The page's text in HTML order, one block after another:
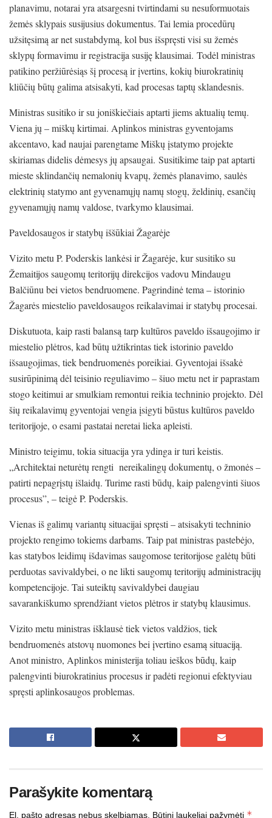
planavimu, notarai yra atsargesni tvirtindami su nesuformuotais
žemės sklypais susijusius dokumentus. Tai lemia procedūrų
užsitęsimą ar net sustabdymą, kol bus išspręsti visi su žemės
sklypų formavimu ir registracija susiję klausimai. Todėl ministras
patikino peržiūrėsiąs šį procesą ir įvertins, kokių biurokratinių
kliūčių būtų galima atsisakyti, kad procesas taptų sklandesnis.
Ministras susitiko ir su joniškiečiais aptarti jiems aktualių temų.
Viena jų – miškų kirtimai. Aplinkos ministras gyventojams
akcentavo, kad naujai parengtame Miškų įstatymo projekte
skiriamas didelis dėmesys jų apsaugai. Susitikime taip pat aptarti
mieste sklindančių nemalonių kvapų, žemės planavimo, saulės
elektrinių statymo ant gyvenamųjų namų stogų, želdinių, esančių
gyvenamųjų namų valdose, tvarkymo klausimai.
Paveldosaugos ir statybų iššūkiai Žagarėje
Vizito metu P. Poderskis lankėsi ir Žagarėje, kur susitiko su
Žemaitijos saugomų teritorijų direkcijos vadovu Mindaugu
Balčiūnu bei vietos bendruomene. Pagrindinė tema – istorinio
Žagarės miestelio paveldosaugos reikalavimai ir statybų procesai.
Diskutuota, kaip rasti balansą tarp kultūros paveldo išsaugojimo ir
miestelio plėtros, kad būtų užtikrintas tiek istorinio paveldo
išsaugojimas, tiek bendruomenės poreikiai. Gyventojai išsakė
susirūpinimą dėl teisinio reguliavimo – šiuo metu net ir paprastam
stogo keitimui ar smulkiam remontui reikia techninio projekto. Dėl
šių reikalavimų gyventojai vengia įsigyti būstus kultūros paveldo
teritorijoje, o esami pastatai neretai lieka apleisti.
Ministro teigimu, tokia situacija yra ydinga ir turi keistis.
„Architektai neturėtų rengti nereikalingų dokumentų, o žmonės –
patirti nepagrįstų išlaidų. Turime rasti būdų, kaip palengvinti šiuos
procesus”, – teigė P. Poderskis.
Vienas iš galimų variantų situacijai spręsti – atsisakyti techninio
projekto rengimo tokiems darbams. Taip pat ministras pastebėjo,
kas statybos leidimų išdavimas saugomose teritorijose galėtų būti
perduotas savivaldybei, o ne likti saugomų teritorijų administracijų
kompetencijoje. Tai suteiktų savivaldybei daugiau
savarankiškumo sprendžiant vietos plėtros ir statybų klausimus.
Vizito metu ministras išklausė tiek vietos valdžios, tiek
bendruomenės atstovų nuomones bei įvertino esamą situaciją.
Anot ministro, Aplinkos ministerija toliau ieškos būdų, kaip
palengvinti biurokratinius procesus ir padėti regionui efektyviau
spręsti aplinkosaugos problemas.
Parašykite komentarą
El. pašto adresas nebus skelbiamas. Būtini laukeliai pažymėti *